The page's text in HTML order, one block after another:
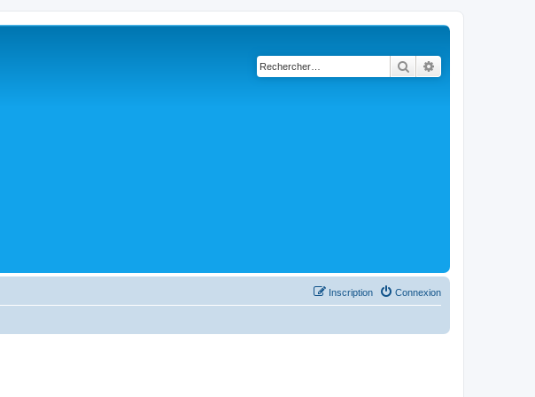
Rechercher
Connexion
Inscription